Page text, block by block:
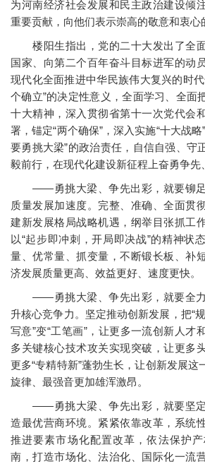
为河南经济社会发展和民主政治建设倾
重要贡献，向他们表示崇高的敬意和衷心
楼阳生指出，党的二十大发出了全
国家、向第二个百年奋斗目标进军的动
现代化全面推进中华民族伟大复兴的时
个确立”的决定性意义，全面学习、全面
十大精神，深入贯彻省第十一次党代会
署，锚定“两个确保”，深入实施“十大战
要勇挑大梁”的政治责任，自信自强、守
毅前行，在现代化建设新征程上奋勇争先
——勇挑大梁、争先出彩，就要铆足
质量发展加速度。完整、准确、全面贯
建新发展格局战略机遇，纲举目张抓工
以“起步即冲刺，开局即决战”的精神状
量、优常量、抓变量，不断锻长板、补
济发展质量更高、效益更好、速度更快。
——勇挑大梁、争先出彩，就要全力
升核心竞争力。坚定推动创新发展，把“规
写意”变“工笔画”，让更多一流创新人才
多关键核心技术攻关实现突破，让更多
更多“专精特新”蓬勃生长，让创新发展这
旋律、最强音更加雄浑激昂。
——勇挑大梁、争先出彩，就要坚定
造最优营商环境。紧紧依靠改革，系统
推进要素市场化配置改革，依法保护
南，打造市场化、法治化、国际化一流